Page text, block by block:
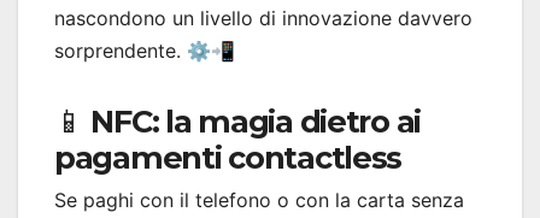
nascondono un livello di innovazione davvero
sorprendente. ⚙️📲
📱 NFC: la magia dietro ai
pagamenti contactless
Se paghi con il telefono o con la carta senza